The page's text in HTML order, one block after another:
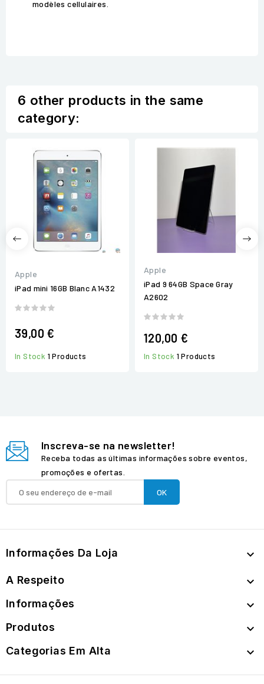
modèles cellulaires.
6 other products in the same
category:
Apple
iPad mini 16GB Blanc A1432
39,00 €
In Stock 1 Products
Apple
iPad 9 64GB Space Gray
A2602
120,00 €
In Stock 1 Products
Inscreva-se na newsletter!
Receba todas as últimas informações sobre eventos,
promoções e ofertas.
Informações Da Loja 
A Respeito 
Informações 
Produtos 
Categorias Em Alta 